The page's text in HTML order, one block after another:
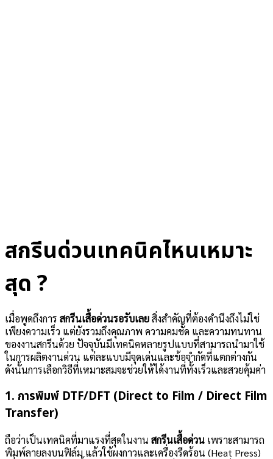
สกรีนด่วนเทคนิคไหนเหมาะ
สุด ?
เมื่อพูดถึงการ สกรีนเสื้อด่วนรอรับเลยสิ่งสำคัญที่ต้องคำนึงถึงไม่ใช่
เพียงความเร็ว แต่ยังรวมถึงคุณภาพ ความคมชัด และความทนทาน
ของงานสกรีนด้วย ปัจจุบันมีเทคนิคหลายรูปแบบที่สามารถนำมาใช้
ในการผลิตงานด่วน แต่ละแบบมีจุดเด่นและข้อจำกัดที่แตกต่างกัน
ดังนั้นการเลือกวิธีที่เหมาะสมจะช่วยให้ได้งานที่ทั้งเร็วและสวยคุ้มค่า
1. การพิมพ์ DTF/DFT (Direct to Film / Direct Film
Transfer)
ถือว่าเป็นเทคนิคที่มาแรงที่สุดในงาน สกรีนเสื้อด่วน เพราะสามารถ
พิมพ์ลายลงบนฟิล์ม แล้วใช้ผงกาวและเครื่องรีดร้อน (Heat Press)